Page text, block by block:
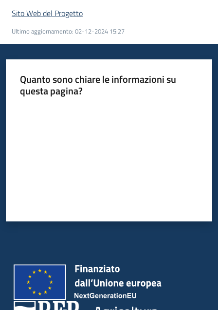
Sito Web del Progetto
Ultimo aggiornamento: 02-12-2024 15:27
Quanto sono chiare le informazioni su
questa pagina?